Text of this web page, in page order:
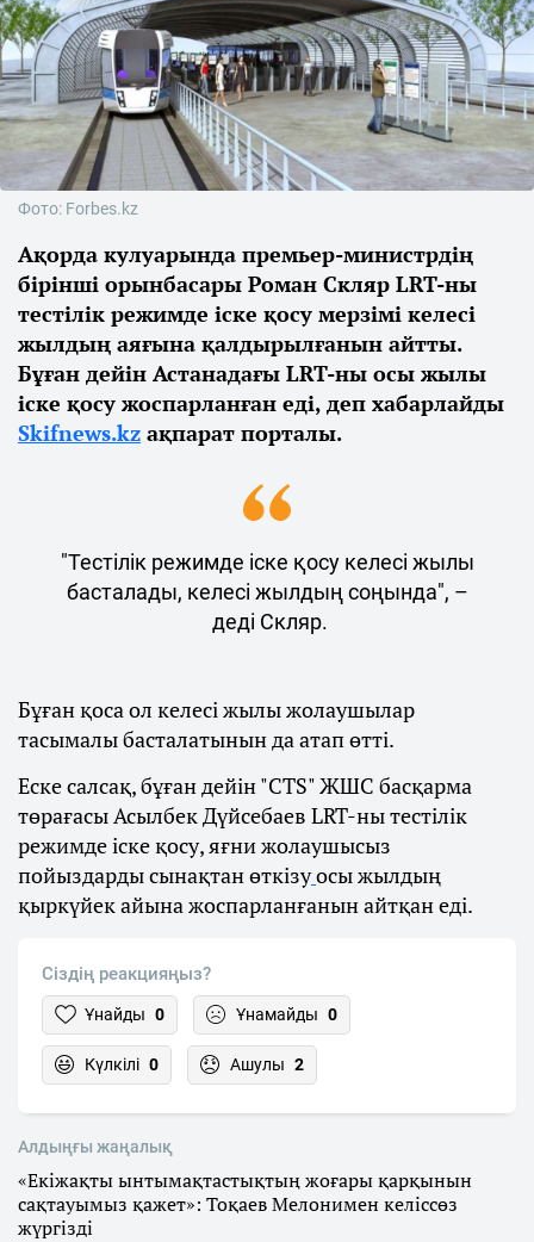
Фото: Forbes.kz
Ақорда кулуарында премьер-министрдің
бірінші орынбасары Роман Скляр LRT-ны
тестілік режимде іске қосу мерзімі келесі
жылдың аяғына қалдырылғанын айтты.
Бұған дейін Астанадағы LRT-ны осы жылы
іске қосу жоспарланған еді, деп хабарлайды
Skifnews.kz ақпарат порталы.
"Тестілік режимде іске қосу келесі жылы
басталады, келесі жылдың соңында", –
деді Скляр.
Бұған қоса ол келесі жылы жолаушылар
тасымалы басталатынын да атап өтті.
Еске салсақ, бұған дейін "CTS" ЖШС басқарма
төрағасы Асылбек Дүйсебаев LRT-ны тестілік
режимде іске қосу, яғни жолаушысыз
пойыздарды сынақтан өткізуосы жылдың
қыркүйек айына жоспарланғанын айтқан еді.
Сіздің реакцияңыз?
Ұнайды 0 Ұнамайды 0
Күлкілі 0 Ашулы 2
Алдыңғы жаңалық
«Екіжақты ынтымақтастықтың жоғары қарқынын
сақтауымыз қажет»: Тоқаев Мелонимен келіссөз
жүргізді